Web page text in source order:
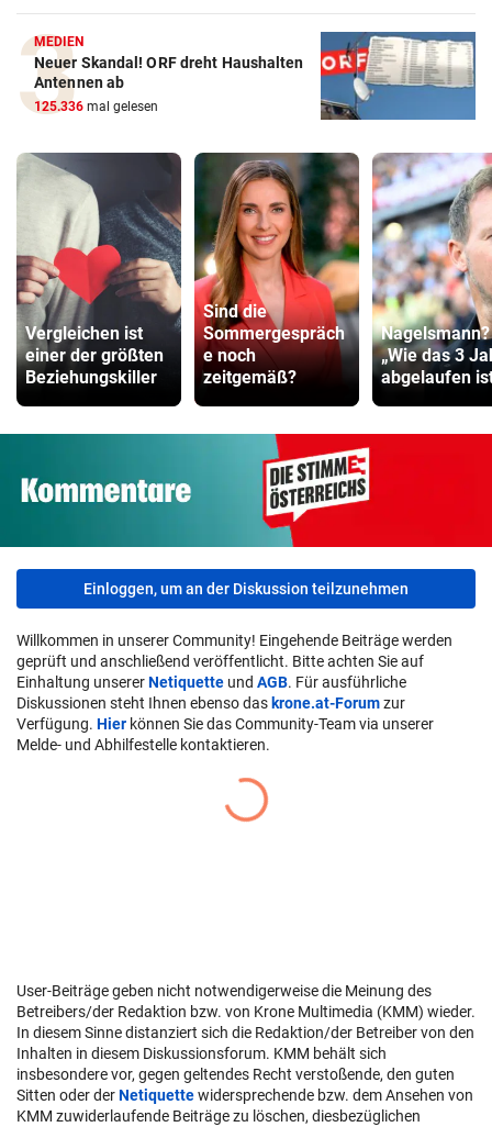
MEDIEN
Neuer Skandal! ORF dreht Haushalten
Antennen ab
125.336 mal gelesen
Vergleichen ist
einer der größten
Beziehungskiller
Sind die
Sommergespräch
e noch
zeitgemäß?
Nagelsmann?
„Wie das 3
abgelaufen
Einloggen, um an der Diskussion teilzunehmen
Willkommen in unserer Community! Eingehende Beiträge werden
geprüft und anschließend veröffentlicht. Bitte achten Sie auf
Einhaltung unsererNetiquette und AGB. Für ausführliche
Diskussionen steht Ihnen ebenso das krone.at-Forumzur
Verfügung. Hier können Sie das Community-Team via unserer
Melde- und Abhilfestelle kontaktieren.
User-Beiträge geben nicht notwendigerweise die Meinung des
Betreibers/der Redaktion bzw. von Krone Multimedia (KMM) wieder.
In diesem Sinne distanziert sich die Redaktion/der Betreiber von den
Inhalten in diesem Diskussionsforum. KMM behält sich
insbesondere vor, gegen geltendes Recht verstoßende, den guten
Sitten oder derNetiquettewidersprechende bzw. dem Ansehen von
KMM zuwiderlaufende Beiträge zu löschen, diesbezüglichen